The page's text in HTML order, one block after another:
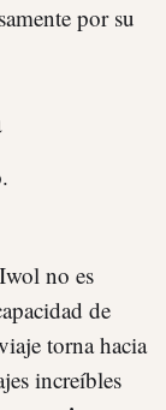
por su
no es
de
torna hacia
increíbles